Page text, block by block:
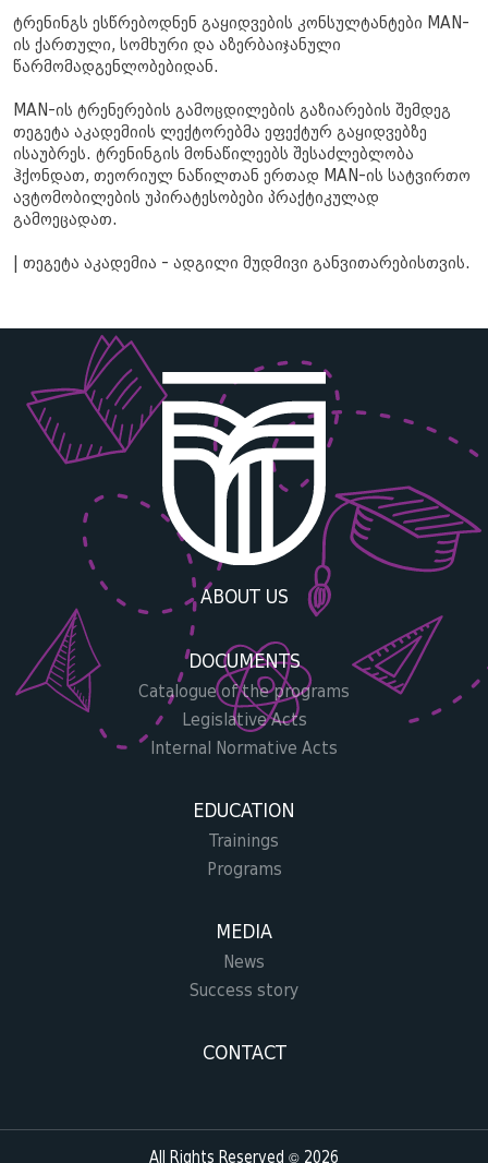
ტრენინგს ესწრებოდნენ გაყიდვების კონსულტანტები MAN-
ის ქართული, სომხური და აზერბაიჯანული
წარმომადგენლობებიდან.
MAN-ის ტრენერების გამოცდილების გაზიარების შემდეგ
თეგეტა აკადემიის ლექტორებმა ეფექტურ გაყიდვებზე
ისაუბრეს. ტრენინგის მონაწილეებს შესაძლებლობა
ჰქონდათ, თეორიულ ნაწილთან ერთად MAN-ის სატვირთო
ავტომობილების უპირატესობები პრაქტიკულად
გამოეცადათ.
| თეგეტა აკადემია - ადგილი მუდმივი განვითარებისთვის.
ABOUT US
DOCUMENTS
Catalogue of the programs
Legislative Acts
Internal Normative Acts
EDUCATION
Trainings
Programs
MEDIA
News
Success story
CONTACT
All Rights Reserved © 2026